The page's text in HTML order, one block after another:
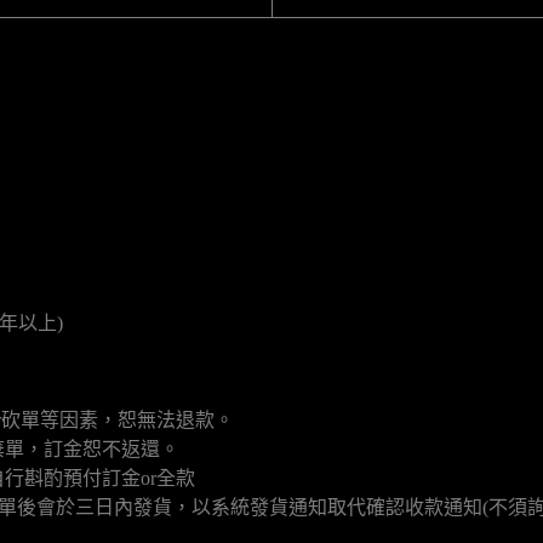
以上)
單等因素，恕無法退款。
，訂金恕不返還。
斟酌預付訂金or全款
會於三日內發貨，以系統發貨通知取代確認收款通知(不須